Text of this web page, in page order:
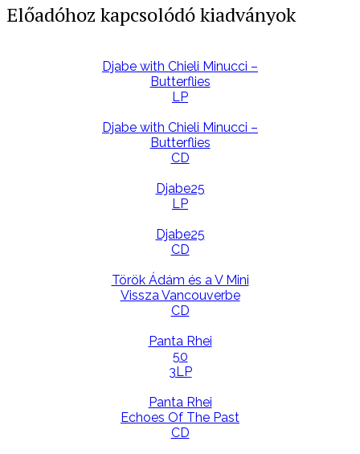
Előadóhoz kapcsolódó kiadványok
Djabe with Chieli Minucci –
Butterflies
LP
Djabe with Chieli Minucci –
Butterflies
CD
Djabe25
LP
Djabe25
CD
Török Ádám és a V Mini
Vissza Vancouverbe
CD
Panta Rhei
50
3LP
Panta Rhei
Echoes Of The Past
CD